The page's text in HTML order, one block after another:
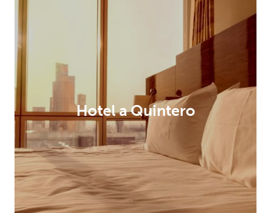
Hotel a Quintero